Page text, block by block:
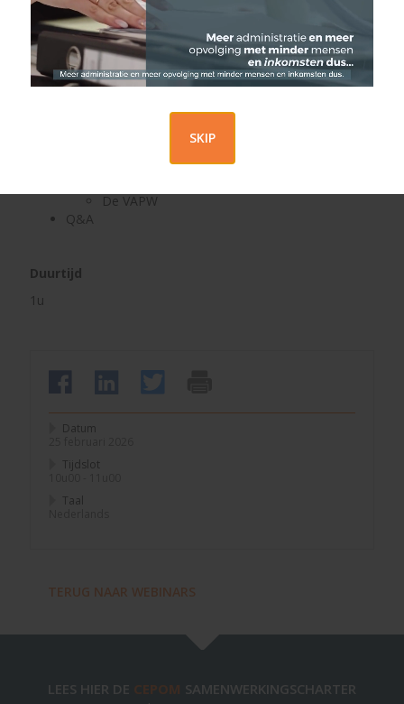
SKIP
Programma
Belgische sociale zekerheid voor werknemers:
Rustpensioenen
Overlevingspensioenen
De verschillende verzekeringsmogelijkheden in de
De groepsverzekering
De VAPW
Q&A
Duurtijd
1u
Datum
Tijdslot
Taal
TERUG NAAR WEBINARS
LEES HIER DE CEPOM SAMENWERKINGSCHARTER